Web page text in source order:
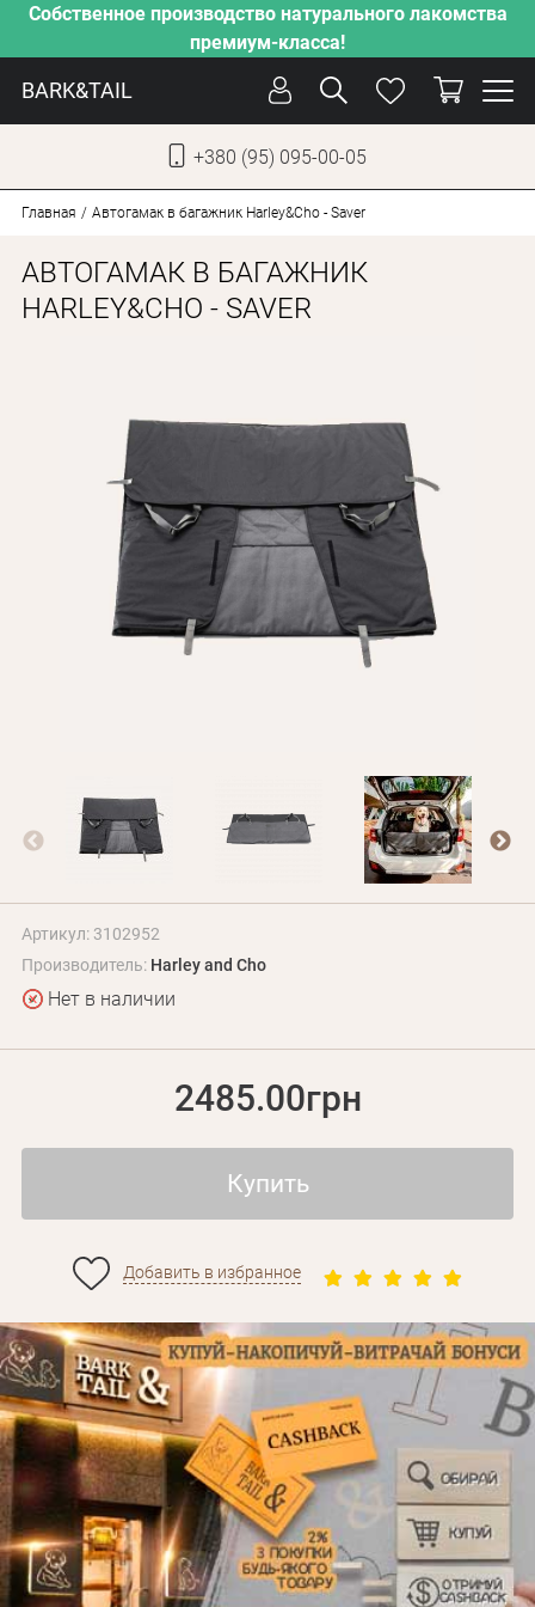
Собственное производство натурального лакомства
премиум-класса!
BARK&TAIL
+380 (95) 095-00-05
СОБАКИ
КОТЫ
НОВИНКИ
О КОМПАНИИ
БЛОГ
Оплата и доставка
+380 (95) 095-00-05
Главная Автогамак в багажник Harley&Cho - Saver
АВТОГАМАК В БАГАЖНИК
HARLEY&CHO - SAVER
Артикул: 3102952
Производитель: Harley and Cho
Нет в наличии
2485.00грн
Купить
Добавить в избранное
Забыли пароль?
Личные данные
Вам на почту будет отправленно письмо с сылкой